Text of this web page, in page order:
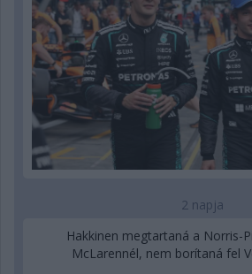
2 napja
Hakkinen megtartaná a Norris-
McLarennél, nem borítaná fel